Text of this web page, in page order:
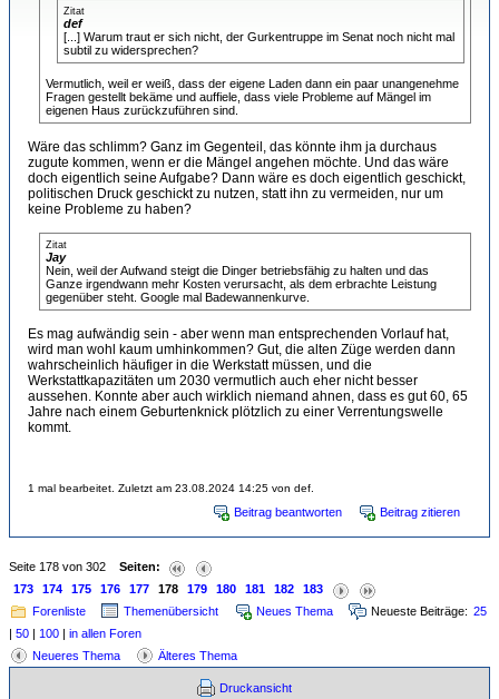
Zitat
def
[...] Warum traut er sich nicht, der Gurkentruppe im Senat noch nicht mal
subtil zu widersprechen?
Vermutlich, weil er weiß, dass der eigene Laden dann ein paar unangenehme
Fragen gestellt bekäme und auffiele, dass viele Probleme auf Mängel im
eigenen Haus zurückzuführen sind.
Wäre das schlimm? Ganz im Gegenteil, das könnte ihm ja durchaus
zugute kommen, wenn er die Mängel angehen möchte. Und das wäre
doch eigentlich seine Aufgabe? Dann wäre es doch eigentlich geschickt,
politischen Druck geschickt zu nutzen, statt ihn zu vermeiden, nur um
keine Probleme zu haben?
Zitat
Jay
Nein, weil der Aufwand steigt die Dinger betriebsfähig zu halten und das
Ganze irgendwann mehr Kosten verursacht, als dem erbrachte Leistung
gegenüber steht. Google mal Badewannenkurve.
Es mag aufwändig sein - aber wenn man entsprechenden Vorlauf hat,
wird man wohl kaum umhinkommen? Gut, die alten Züge werden dann
wahrscheinlich häufiger in die Werkstatt müssen, und die
Werkstattkapazitäten um 2030 vermutlich auch eher nicht besser
aussehen. Konnte aber auch wirklich niemand ahnen, dass es gut 60, 65
Jahre nach einem Geburtenknick plötzlich zu einer Verrentungswelle
kommt.
1 mal bearbeitet. Zuletzt am 23.08.2024 14:25 von def.
Beitrag beantworten Beitrag zitieren
Seite 178 von 302 Seiten:
173
174 175 176 177 178 179 180 181 182
183
Forenliste
Themenübersicht Neues Thema Neueste Beiträge: 25
| 50 | 100 | in allen Foren
Neueres Thema
Älteres Thema
Druckansicht